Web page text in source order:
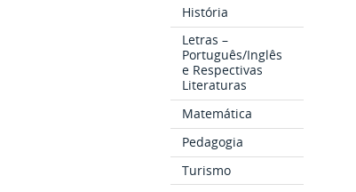
História
Letras –
Português/Inglês
e Respectivas
Literaturas
Matemática
Pedagogia
Turismo